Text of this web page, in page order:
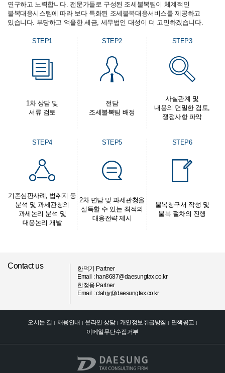
연구하고 노력합니다. 전문가들로 구성된 조세불복팀이 체계적인
불복대응시스템에 따라 보다 특화된 조세불복대응서비스를 제공하고
있습니다. 부당하고 억울한 세금, 세무법인 대성이 더 고민하겠습니다.
STEP1
1차 상담 및
서류 검토
STEP2
전담
조세불복팀 배정
STEP3
사실관계 및
내용의 면밀한 검토,
쟁점사항 파악
STEP4
기존심판사례, 법취지 등
분석 및 과세관청의
과세논리 분석 및
대응논리 개발
STEP5
2차 면담 및과세관청을
설득할 수 있는 최적의
대응전략 제시
STEP6
불복청구서 작성 및
불복 절차의 진행
Contact us
한덕기 Partner
Email : han8687@daesungtax.co.kr
한정용 Partner
Email : ctahjy@daesungtax.co.kr
오시는 길 채용안내 온라인 상담 개인정보취급방침
면책공고
이메일무단수집거부